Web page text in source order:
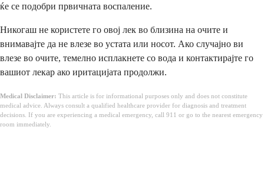
ќе се подобри првичната воспаление.
Никогаш не користете го овој лек во близина на очите и
внимавајте да не влезе во устата или носот. Ако случајно ви
влезе во очите, темелно исплакнете со вода и контактирајте го
вашиот лекар ако иритацијата продолжи.
Medical Disclaimer: This article is for informational purposes only and does not constitute
medical advice. Always consult a qualified healthcare provider for diagnosis and treatment
decisions. If you are experiencing a medical emergency, call 911 or go to the nearest emergency
room immediately.